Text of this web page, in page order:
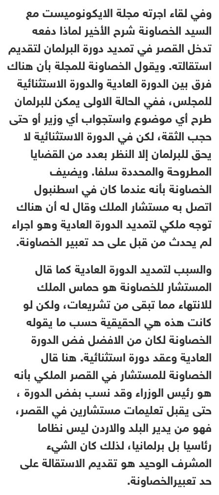
وفي لقاء اجرته مجلة الايكونوميست مع
السيد الخصاونة شرح الأخير لماذا دفعه
تدخل القصر في تمديد دورة البرلمان لتقديم
استقالته. ويقول الخصاونة للمجلة بأن هناك
فرق بين الدورة العادية والدورة الاستثنائية
للمجلس، ففي الحالة الاولى يمكن للبرلمان
طرح أي موضوع واستجواب أي وزير أو حتى
حجب الثقة، لكن في الدورة الاستثنائية لا
يحق للبرلمان إلا النظر بعدد من القضايا
المطروحة والمحددة سلفا. ويضيف
الخصاونة بأنه عندما كان في اسطنبول
اتصل به مستشار الملك وقال له أن هناك
توجه ملكي لتمديد الدورة العادية وهو اجراء
لم يحدث من قبل على حد تعبير الخصاونة.
والسبب لتمديد الدورة العادية كما قال
المستشار للخصاونة هو حماس الملك
للانتهاء مما تبقى من تشريعات، ولكن لو
كانت هذه هي الحقيقية حسب ما يقوله
الخصاونة لكان من الافضل فض الدورة
العادية وعقد دورة استثنائية. هنا قال
الخصاونة للمستشار في القصر الملكي بأنه
هو رئيس الوزراء وقد نسب بفض الدورة ،
حتى يقبل تعليمات مستشارين في القصر،
فهو من يدير البلد والاردن ليس نظاما
رئاسيا بل برلمانيا، لذلك كان الشيء
المشرف الوحيد هو تقديم الاستقالة على
حد تعبيرالخصاونة.